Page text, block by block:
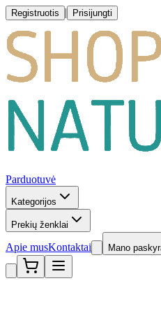
Registruotis | Prisijungti
Parduotuvė
Kategorijos
Prekių ženklai
Apie musKontaktai Mano